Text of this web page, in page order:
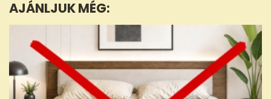
16
seconds
AJÁNLJUK MÉG: